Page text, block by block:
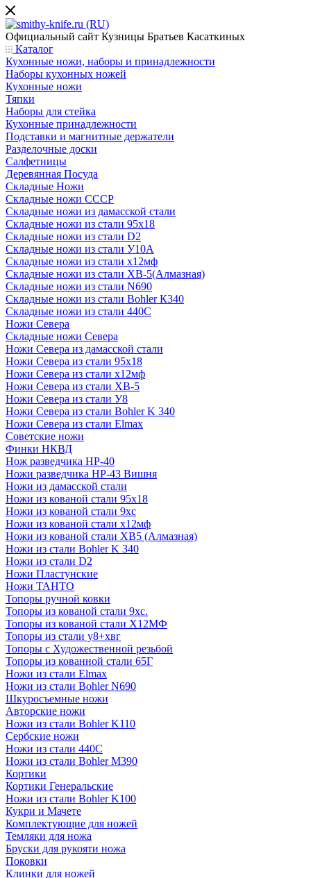
Официальный сайт Кузницы Братьев Касаткиных
Каталог
Кухонные ножи, наборы и принадлежности
Наборы кухонных ножей
Кухонные ножи
Тяпки
Наборы для стейка
Кухонные принадлежности
Подставки и магнитные держатели
Разделочные доски
Салфетницы
Деревянная Посуда
Складные Ножи
Cкладные ножи СССР
Складные ножи из дамасской стали
Складные ножи из стали 95х18
Складные ножи из стали D2
Складные ножи из стали У10А
Складные ножи из стали х12мф
Складные ножи из стали ХВ-5(Алмазная)
Складные ножи из стали N690
Складные ножи из стали Bohler К340
Складные ножи из стали 440С
Ножи Севера
Складные ножи Севера
Ножи Севера из дамасской стали
Ножи Севера из стали 95х18
Ножи Севера из стали х12мф
Ножи Севера из стали ХВ-5
Ножи Севера из стали У8
Ножи Севера из стали Bohler K 340
Ножи Севера из стали Elmax
Советские ножи
Финки НКВД
Нож разведчика НР-40
Ножи разведчика НР-43 Вишня
Ножи из дамасской стали
Ножи из кованой стали 95х18
Ножи из кованой стали 9хс
Ножи из кованой стали х12мф
Ножи из кованой стали ХВ5 (Алмазная)
Ножи из стали Bohler K 340
Ножи из стали D2
Ножи Пластунские
Ножи ТАНТО
Топоры ручной ковки
Топоры из кованой стали 9хс.
Топоры из кованой стали Х12МФ
Топоры из стали у8+хвг
Топоры с Художественной резьбой
Топоры из кованной стали 65Г
Ножи из стали Elmax
Ножи из стали Bohler N690
Шкуросъемные ножи
Авторские ножи
Ножи из стали Bohler K110
Сербские ножи
Ножи из стали 440С
Ножи из стали Bohler M390
Кортики
Кортики Генеральские
Ножи из стали Bohler K100
Кукри и Мачете
Комплектующие для ножей
Темляки для ножа
Бруски для рукояти ножа
Поковки
Клинки для ножей